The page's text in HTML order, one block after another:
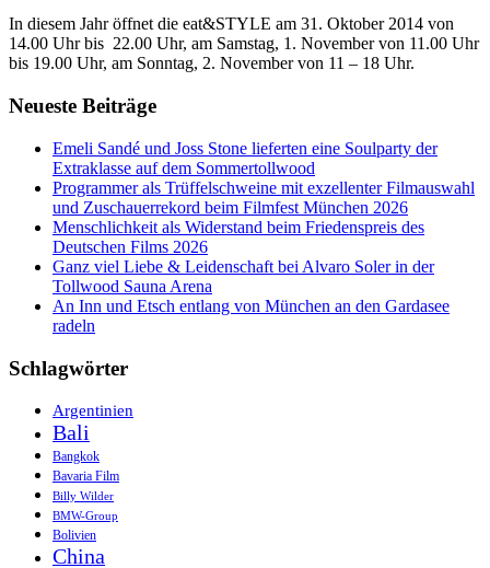
In diesem Jahr öffnet die eat&STYLE am 31. Oktober 2014 von
14.00 Uhr bis 22.00 Uhr, am Samstag, 1. November von 11.00 Uhr
bis 19.00 Uhr, am Sonntag, 2. November von 11 – 18 Uhr.
Neueste Beiträge
Emeli Sandé und Joss Stone lieferten eine Soulparty der
Extraklasse auf dem Sommertollwood
Programmer als Trüffelschweine mit exzellenter Filmauswahl
und Zuschauerrekord beim Filmfest München 2026
Menschlichkeit als Widerstand beim Friedenspreis des
Deutschen Films 2026
Ganz viel Liebe & Leidenschaft bei Alvaro Soler in der
Tollwood Sauna Arena
An Inn und Etsch entlang von München an den Gardasee
radeln
Schlagwörter
Argentinien
Bali
Bangkok
Bavaria Film
Billy Wilder
BMW-Group
Bolivien
China